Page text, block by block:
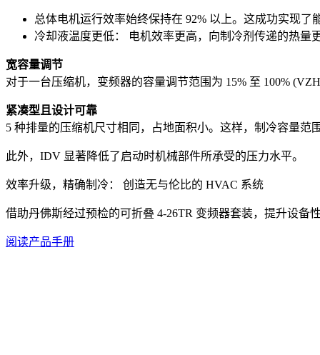
总体电机运行效率始终保持在 92% 以上。这成功实现了
冷却液温度更低： 电机效率更高，向制冷剂传递的热量
宽容量调节
对于一台压缩机，变频器的容量调节范围为 15% 至 100%
紧凑型且设计可靠
5 种排量的压缩机尺寸相同，占地面积小。这样，制冷容量范
此外，IDV 显著降低了启动时机械部件所承受的压力水平。
效率升级，精确制冷： 创造无与伦比的 HVAC 系统
借助丹佛斯经过预检的可折叠 4-26TR 变频器套装，提升设
阅读产品手册